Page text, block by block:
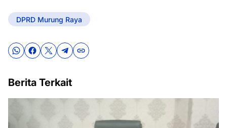
DPRD Murung Raya
Berita Terkait